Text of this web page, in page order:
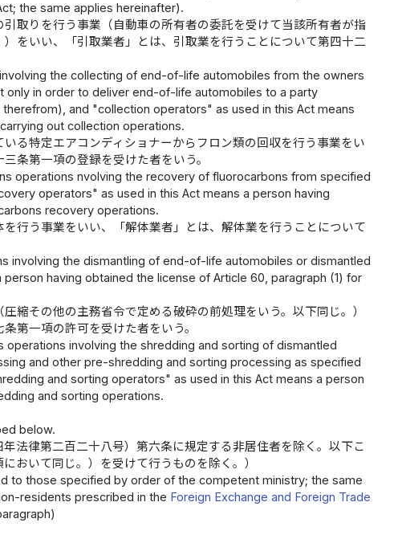
the same applies hereinafter).
取りを行う事業（自動車の所有者の委託を受けて当該所有者が指
をいい、「引取業者」とは、引取業を行うことについて第四十二
the collecting of end-of-life automobiles from the owners
in order to deliver end-of-life automobiles to a party
and "collection operators" as used in this Act means
out collection operations.
る特定エアコンディショナーからフロン類の回収を行う事業をい
条第一項の登録を受けた者をいう。
operations nvolving the recovery of fluorocarbons from specified
operators" as used in this Act means a person having
recovery operations.
行う事業をいい、「解体業者」とは、解体業を行うことについて
involving the dismantling of end-of-life automobiles or dismantled
having obtained the license of Article 60, paragraph (1) for
縮その他の主務省令で定める破砕の前処理をいう。以下同じ。）
第一項の許可を受けた者をいう。
involving the shredding and sorting of dismantled
and other pre-shredding and sorting processing as specified
and sorting operators" as used in this Act means a person
and sorting operations.
below.
年法律第二百二十八号）第六条に規定する非居住者を除く。以下こ
おいて同じ。）を受けて行うものを除く。）
to those specified by order of the competent ministry; the same
residents prescribed in the Foreign Exchange and Foreign Trade